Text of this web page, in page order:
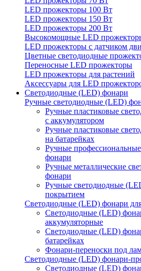
LED прожекторы 100 Вт
LED прожекторы 150 Вт
LED прожекторы 200 Вт
Высокомощные LED
LED прожекторы с датчиком
Цветные светодиодные
Переносные LED прожекторы
LED прожекторы для растений
Аксессуары для LED
Светодиодные (LED) фонари
Ручные светодиодные (LED)
Ручные пластиковые
с аккумулятором
Ручные пластиковые
на батарейках
Ручные
фонари
Ручные металлические
фонари
Ручные светодиодные
покрытием
Светодиодные (LED) фонари
Светодиодные (LED)
аккумуляторные
Светодиодные (LED)
батарейках
Фонари-переноски под
Светодиодные (LED) фонари-
Светодиодные (LED)